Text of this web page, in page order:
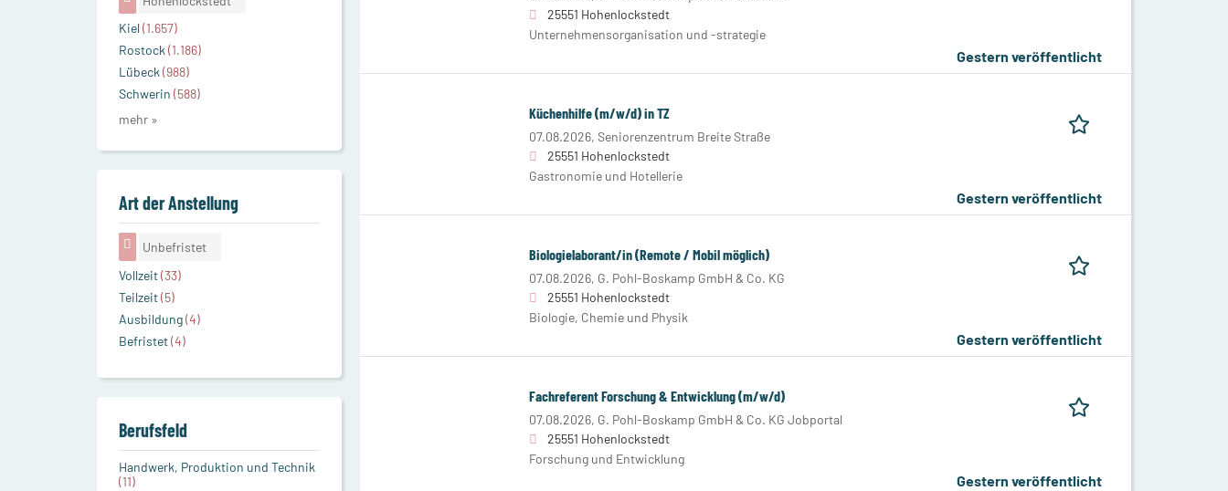
25551 Hohenlockstedt
Unternehmensorganisation und -strategie
Gestern veröffentlicht
Küchenhilfe (m/w/d) in TZ
07.08.2026, Seniorenzentrum Breite Straße
25551 Hohenlockstedt
Gastronomie und Hotellerie
Gestern veröffentlicht
Biologielaborant/in (Remote / Mobil möglich)
07.08.2026, G. Pohl-Boskamp GmbH & Co. KG
25551 Hohenlockstedt
Biologie, Chemie und Physik
Gestern veröffentlicht
Fachreferent Forschung & Entwicklung (m/w/d)
07.08.2026, G. Pohl-Boskamp GmbH & Co. KG Jobportal
25551 Hohenlockstedt
Forschung und Entwicklung
Gestern veröffentlicht
Kiel(1.657)
Rostock(1.186)
Lübeck(988)
Schwerin (588)
mehr »
Art der Anstellung
Unbefristet
Vollzeit(33)
Teilzeit(5)
Ausbildung(4)
Befristet(4)
Berufsfeld
Handwerk, Produktion und Technik
(11)